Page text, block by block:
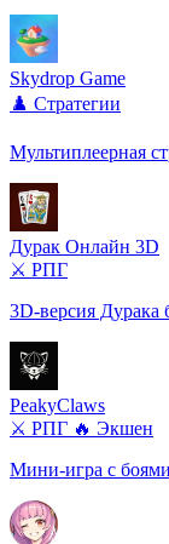
Skydrop Game
♟️ Стратегии
Мультиплеерная
Дурак Онлайн 3D
⚔️ РПГ
3D-версия Дурака
PeakyClaws
⚔️ РПГ 🔥 Экшен
Мини-игра с